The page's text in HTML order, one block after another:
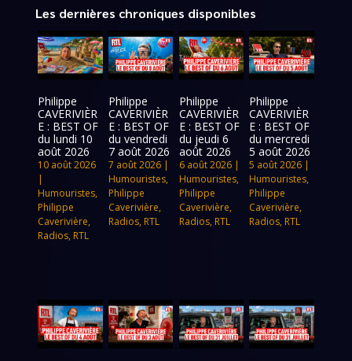
Les dernières chroniques disponibles
Philippe
CAVERIVIÈR
E : BEST OF
du lundi 10
août 2026
10 août 2026
|
Humouristes,
Philippe
Caverivière,
Radios, RTL
Philippe
CAVERIVIÈR
E : BEST OF
du vendredi
7 août 2026
7 août 2026|
Humouristes,
Philippe
Caverivière,
Radios, RTL
Philippe
CAVERIVIÈR
E : BEST OF
du jeudi 6
août 2026
6 août 2026|
Humouristes,
Philippe
Caverivière,
Radios, RTL
Philippe
CAVERIVIÈR
E : BEST OF
du mercredi
5 août 2026
5 août 2026 |
Humouristes,
Philippe
Caverivière,
Radios, RTL